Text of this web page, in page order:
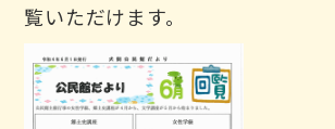
覧いただけます。